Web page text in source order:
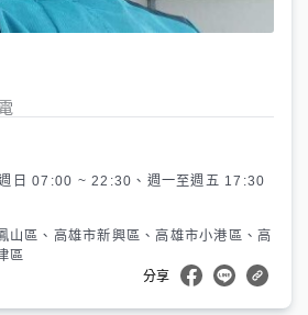
日 07:00 ~ 22:30、週一至週五 17:30
山區、高雄市新興區、高雄市小港區、高
區
分享